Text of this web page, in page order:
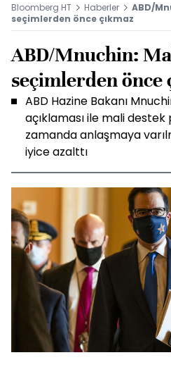
Bloomberg HT Haberler
ABD/
seçimlerden önce çıkmaz
ABD/Mnuchin:
seçimlerden önce
ABD Hazine Bakanı
açıklaması ile mali
zamanda anlaşmaya
iyice azalttı